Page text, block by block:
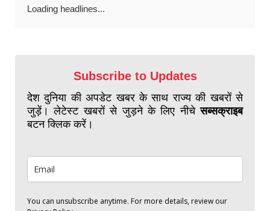
Loading headlines...
Subscribe to Updates
देश दुनिया की अपडेट खबर के साथ राज्य की खबरों से
जुड़ें। लेटेस्ट खबरों से जुड़ने के लिए नीचेसब्सक्राइब
बटन क्लिक करें।
You can unsubscribe anytime. For more details, review our